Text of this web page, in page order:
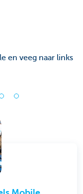
en veeg naar links